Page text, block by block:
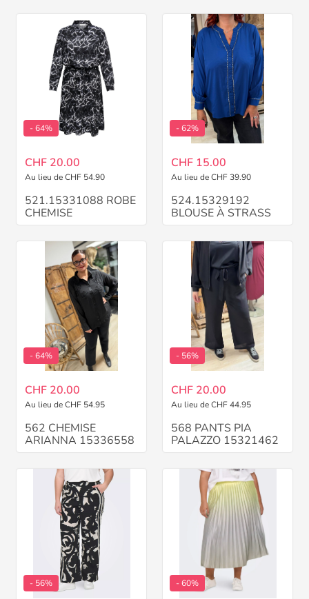
- 64%
CHF 20.00
Au lieu de CHF 54.90
521.15331088 ROBE
CHEMISE
- 62%
CHF 15.00
Au lieu de CHF 39.90
524.15329192
BLOUSE À STRASS
- 64%
CHF 20.00
Au lieu de CHF 54.95
562 CHEMISE
ARIANNA 15336558
- 56%
CHF 20.00
Au lieu de CHF 44.95
568 PANTS PIA
PALAZZO 15321462
- 56% - 60%